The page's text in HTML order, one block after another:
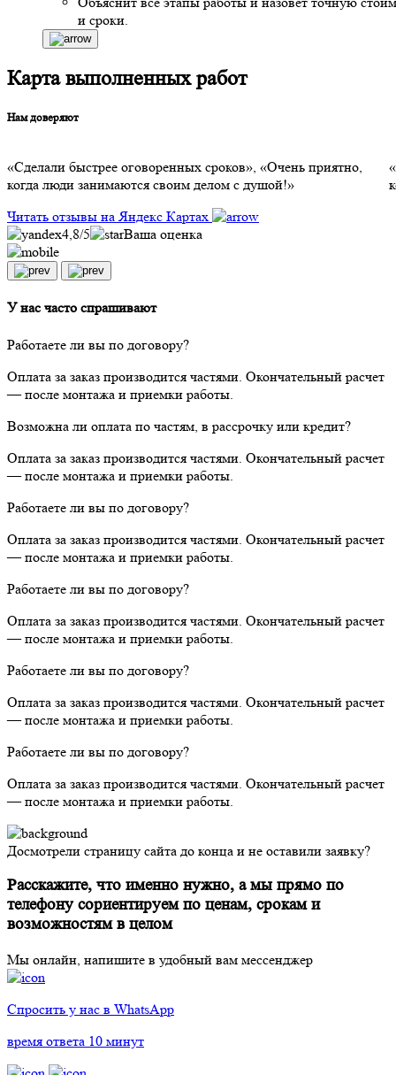
и сроки.
Карта выполненных работ
Нам доверяют
«Сделали быстрее оговоренных сроков», «Очень приятно,
когда люди занимаются своим делом с душой!»
Читать отзывы на Яндекс Картах
4,8/5 Ваша оценка
У нас часто спрашивают
Работаете ли вы по договору?
Оплата за заказ производится частями. Окончательный расчет
— после монтажа и приемки работы.
Возможна ли оплата по частям, в рассрочку или кредит?
Оплата за заказ производится частями. Окончательный расчет
— после монтажа и приемки работы.
Работаете ли вы по договору?
Оплата за заказ производится частями. Окончательный расчет
— после монтажа и приемки работы.
Работаете ли вы по договору?
Оплата за заказ производится частями. Окончательный расчет
— после монтажа и приемки работы.
Работаете ли вы по договору?
Оплата за заказ производится частями. Окончательный расчет
— после монтажа и приемки работы.
Работаете ли вы по договору?
Оплата за заказ производится частями. Окончательный расчет
— после монтажа и приемки работы.
Досмотрели страницу сайта до конца и не оставили заявку?
Расскажите, что именно нужно, а мы прямо по
телефону сориентируем по ценам, срокам и
возможностям в целом
Мы онлайн, напишите в удобный вам мессенджер
Спросить у нас в WhatsApp
время ответа 10 минут